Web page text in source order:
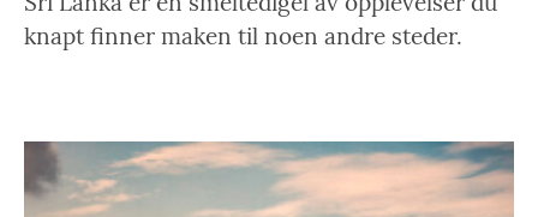
knapt finner maken til noen andre steder.